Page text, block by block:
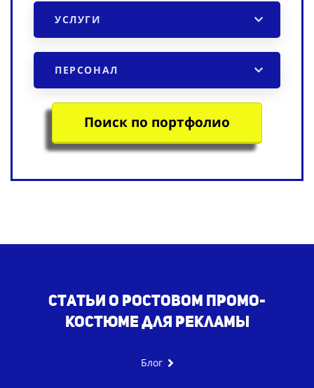
УСЛУГИ
ПЕРСОНАЛ
Поиск по портфолио
Статьи о ростовом промо-
костюме для рекламы
Блог